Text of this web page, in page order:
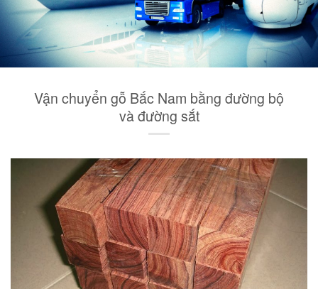
Vận chuyển gỗ Bắc Nam bằng đường bộ
và đường sắt